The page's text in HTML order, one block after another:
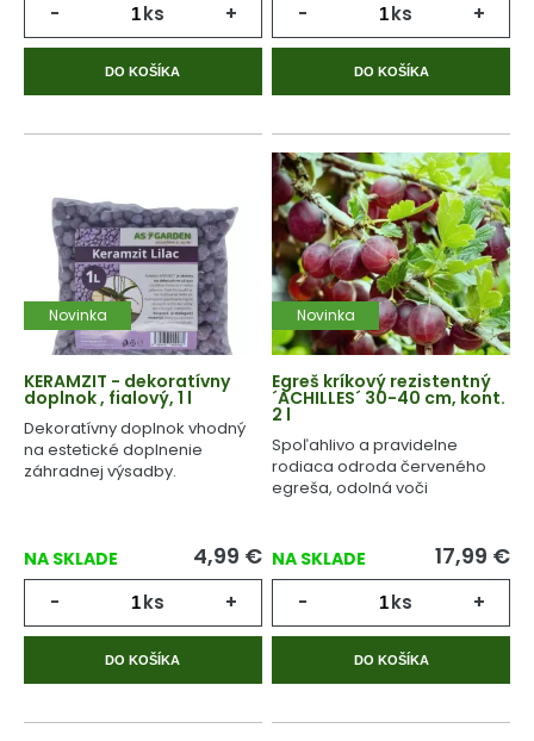
- ks +
DO KOŠÍKA
- ks +
DO KOŠÍKA
Novinka
KERAMZIT - dekoratívny
doplnok , fialový, 1 l
Dekoratívny doplnok vhodný
na estetické doplnenie
záhradnej výsadby.
NA SKLADE 4,99 €
- ks +
DO KOŠÍKA
Novinka
Egreš kríkový rezistentný
´ACHILLES´ 30-40 cm, kont.
2 l
Spoľahlivo a pravidelne
rodiaca odroda červeného
egreša, odolná voči
NA SKLADE 17,99 €
- ks +
DO KOŠÍKA